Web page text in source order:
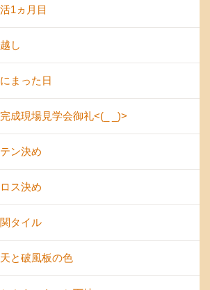
1ヵ月目
し
まった日
成現場見学会御礼<(_ _)>
ン決め
ス決め
タイル
と破風板の色